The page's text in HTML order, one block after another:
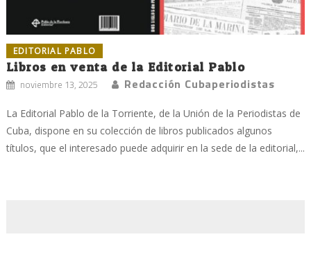
EDITORIAL PABLO
Libros en venta de la Editorial Pablo
noviembre 13, 2025 Redacción Cubaperiodistas
La Editorial Pablo de la Torriente, de la Unión de la Periodistas de
Cuba, dispone en su colección de libros publicados algunos
títulos, que el interesado puede adquirir en la sede de la editorial,...